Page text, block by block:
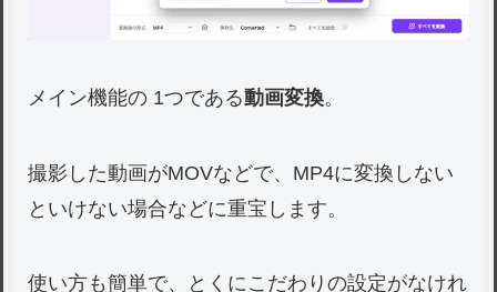
メイン機能の 1つである動画変換。
撮影した動画がMOVなどで、MP4に変換しない
といけない場合などに重宝します。
使い方も簡単で、とくにこだわりの設定がなけれ